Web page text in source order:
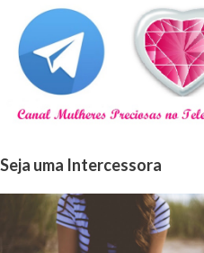
Seja uma Intercessora